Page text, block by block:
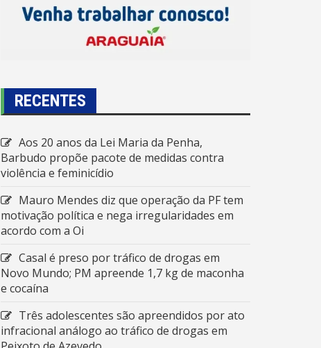
RECENTES
Aos 20 anos da Lei Maria da Penha,
Barbudo propõe pacote de medidas contra
violência e feminicídio
Mauro Mendes diz que operação da PF tem
motivação política e nega irregularidades em
acordo com a Oi
Casal é preso por tráfico de drogas em
Novo Mundo; PM apreende 1,7 kg de maconha
e cocaína
Três adolescentes são apreendidos por ato
infracional análogo ao tráfico de drogas em